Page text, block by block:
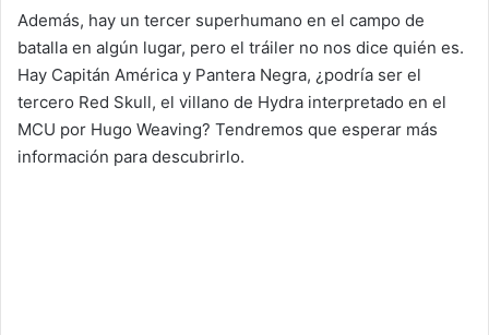
Además, hay un tercer superhumano en el campo de
batalla en algún lugar, pero el tráiler no nos dice quién es.
Hay Capitán América y Pantera Negra, ¿podría ser el
tercero Red Skull, el villano de Hydra interpretado en el
MCU por Hugo Weaving? Tendremos que esperar más
información para descubrirlo.